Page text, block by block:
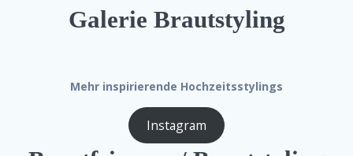
Galerie Brautstyling
Mehr inspirierende Hochzeitsstylings
Instagram